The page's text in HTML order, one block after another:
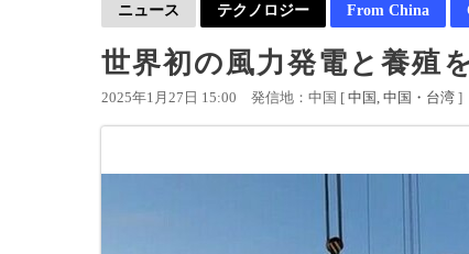
ニュース テクノロジー From China
世界初の風力発電と養殖
2025年1月27日 15:00 発信地：中国 [ 中国 中国・台湾 ]